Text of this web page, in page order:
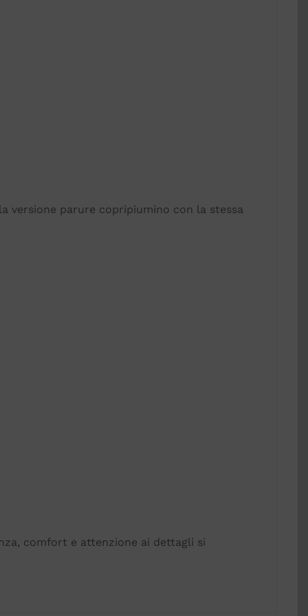
versione parure copripiumino con la stessa
comfort e attenzione ai dettagli si